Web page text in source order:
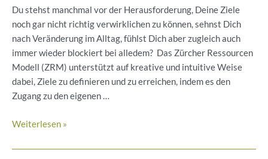
Du stehst manchmal vor der Herausforderung, Deine Ziele
noch gar nicht richtig verwirklichen zu können, sehnst Dich
nach Veränderung im Alltag, fühlst Dich aber zugleich auch
immer wieder blockiert bei alledem? Das Zürcher Ressourcen
Modell (ZRM) unterstützt auf kreative und intuitive Weise
dabei, Ziele zu definieren und zu erreichen, indem es den
Zugang zu den eigenen …
Zürcher
Modell
Weiterlesen »